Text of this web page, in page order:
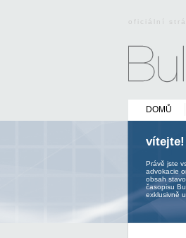
oficiální
DOMŮ
vítejte!
Právě jste
advokacie
obsah
časopisu
exklusivně